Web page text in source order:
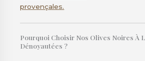
provençales.
Pourquoi Choisir Nos Olives Noires À
Dénoyautées ?